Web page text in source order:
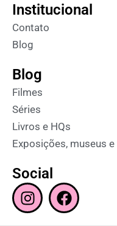
Institucional
Contato
Blog
Blog
Filmes
Séries
Livros e HQs
Exposições, museus
Social
I
n
s
F
a
c